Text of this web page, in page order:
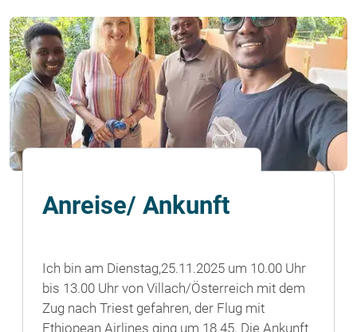
Anreise/ Ankunft
Ich bin am Dienstag,25.11.2025 um 10.00 Uhr
bis 13.00 Uhr von Villach/Österreich mit dem
Zug nach Triest gefahren, der Flug mit
Ethiopean Airlines ging um 18.45. Die Ankunft